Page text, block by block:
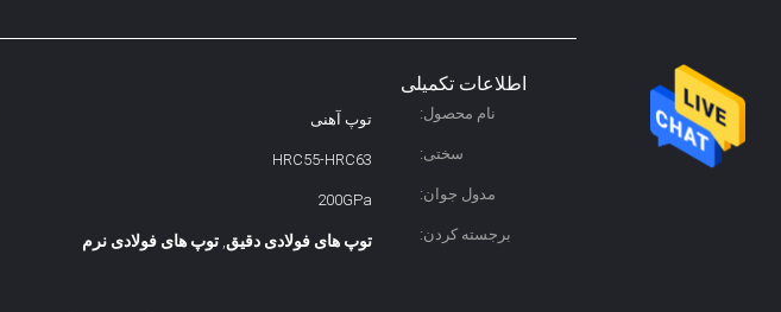
اطلاعات تکمیلی
نام محصول: توپ آهنی
سختی:
HRC55-HRC63
مدول جوان:
200GPa
برجسته کردن:
توپ های فولادی دقیق, توپ های فولادی نرم